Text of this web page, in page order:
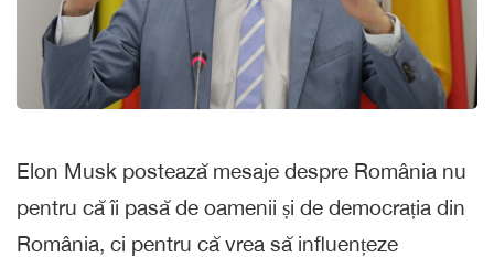
Elon Musk postează mesaje despre România nu
pentru că îi pasă de oamenii și de democrația din
România, ci pentru că vrea să influențeze